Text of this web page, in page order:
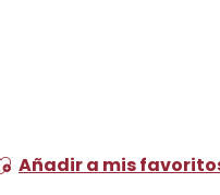
aux favoris
Añadir a mis